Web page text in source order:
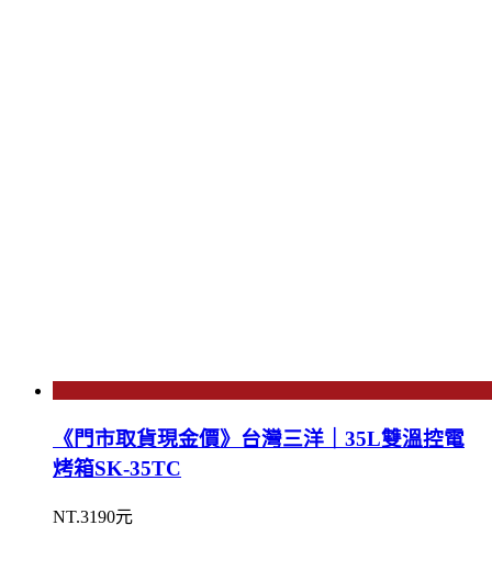
《門市取貨現金價》台灣三洋｜35L雙溫控電
烤箱SK-35TC
NT.3190元